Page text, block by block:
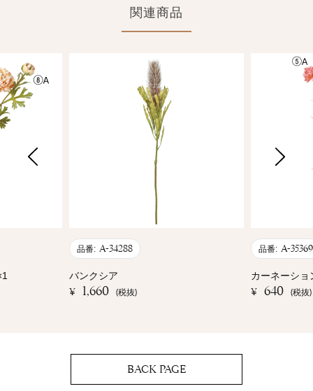
関連商品
品番: A-34288
バンクシア
¥ 1,660 (税抜)
品番: A-35369
カーネーショ
¥ 640 (税抜)
BACK PAGE